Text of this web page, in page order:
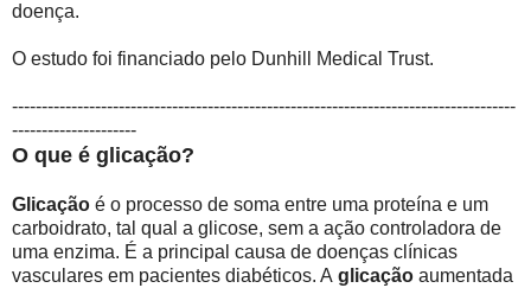
doença.
O estudo foi financiado pelo Dunhill Medical Trust.
-------------------------------------------------------------------------------------
---------------------
O que é glicação?
Glicação é o processo de soma entre uma proteína e um
carboidrato, tal qual a glicose, sem a ação controladora de
uma enzima. É a principal causa de doenças clínicas
vasculares em pacientes diabéticos. A glicação aumentada